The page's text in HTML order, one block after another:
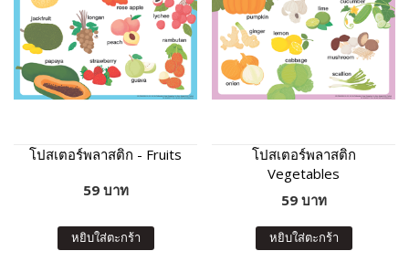
โปสเตอร์พลาสติก - Fruits
59 บาท
หยิบใส่ตะกร้า
โปสเตอร์พลาสติก
Vegetables
59 บาท
หยิบใส่ตะกร้า